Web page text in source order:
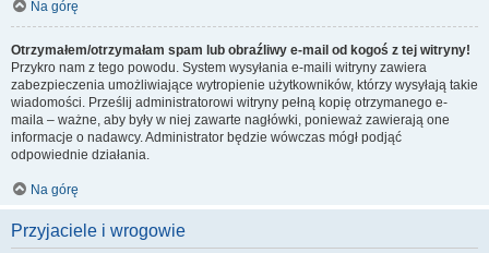
Na górę
Otrzymałem/otrzymałam spam lub obraźliwy e-mail od kogoś z tej witryny!
Przykro nam z tego powodu. System wysyłania e-maili witryny zawiera
zabezpieczenia umożliwiające wytropienie użytkowników, którzy wysyłają takie
wiadomości. Prześlij administratorowi witryny pełną kopię otrzymanego e-
maila – ważne, aby były w niej zawarte nagłówki, ponieważ zawierają one
informacje o nadawcy. Administrator będzie wówczas mógł podjąć
odpowiednie działania.
Na górę
Przyjaciele i wrogowie